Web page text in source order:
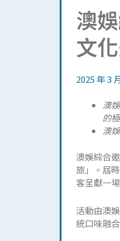
澳
文
2025 年 3
澳
的
澳
澳娛綜合
旅」。屆
客呈獻一
活動由澳
統口味融